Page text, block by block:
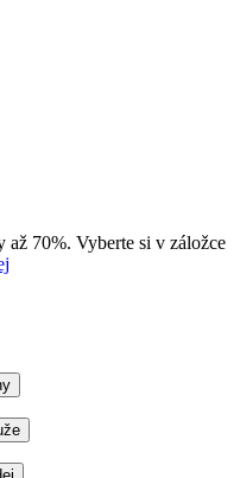
70%. Vyberte si v záložce